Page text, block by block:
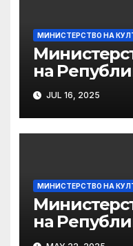
МИНИСТЕРСТВО НА
на
JUL 16, 2025
МИНИСТЕРСТВО НА
на